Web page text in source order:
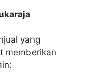
yang
memberikan